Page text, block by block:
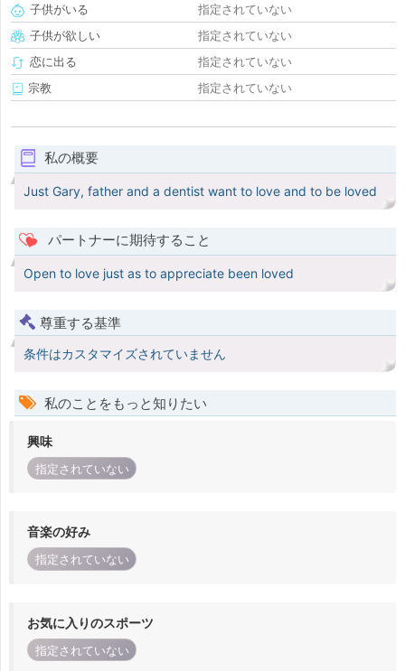
子供がいる
指定されていない
子供が欲しい
指定されていない
恋に出る
指定されていない
宗教
指定されていない
私の概要
Just Gary, father and a dentist want to love and to be loved
パートナーに期待すること
Open to love just as to appreciate been loved
尊重する基準
条件はカスタマイズされていません
私のことをもっと知りたい
興味
指定されていない
音楽の好み
指定されていない
お気に入りのスポーツ
指定されていない